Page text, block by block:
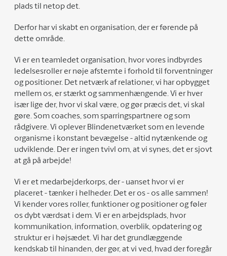
plads til netop det.
Derfor har vi skabt en organisation, der er førende på
dette område.
Vi er en teamledet organisation, hvor vores indbyrdes
ledelsesroller er nøje afstemte i forhold til forventninger
og positioner. Det netværk af relationer, vi har opbygget
mellem os, er stærkt og sammenhængende. Vi er hver
især lige der, hvor vi skal være, og gør præcis det, vi skal
gøre. Som coaches, som sparringspartnere og som
rådgivere. Vi oplever Blindenetværket som en levende
organisme i konstant bevægelse - altid nytænkende og
udviklende. Der er ingen tvivl om, at vi synes, det er sjovt
at gå på arbejde!
Vi er et medarbejderkorps, der - uanset hvor vi er
placeret - tænker i helheder. Det er os - os alle sammen!
Vi kender vores roller, funktioner og positioner og føler
os dybt værdsat i dem. Vi er en arbejdsplads, hvor
kommunikation, information, overblik, opdatering og
struktur er i højsædet. Vi har det grundlæggende
kendskab til hinanden, der gør, at vi ved, hvad der foregår